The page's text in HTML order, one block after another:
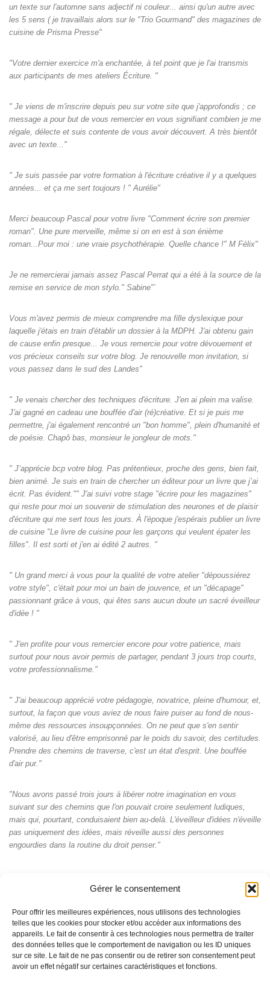
Gérer le consentement
Pour offrir les meilleures expériences, nous utilisons des technologies
telles que les cookies pour stocker et/ou accéder aux informations des
appareils. Le fait de consentir à ces technologies nous permettra de traiter
des données telles que le comportement de navigation ou les ID uniques
sur ce site. Le fait de ne pas consentir ou de retirer son consentement peut
avoir un effet négatif sur certaines caractéristiques et fonctions.
un texte sur l'automne sans adjectif ni couleur... ainsi qu'un autre avec
les 5 sens ( je travaillais alors sur le "Trio Gourmand" des magazines de
cuisine de Prisma Presse"
"Votre dernier exercice m'a enchantée, à tel point que je l'ai transmis
aux participants de mes ateliers Écriture. "
" Je viens de m'inscrire depuis peu sur votre site que j'approfondis ; ce
message a pour but de vous remercier en vous signifiant combien je me
régale, délecte et suis contente de vous avoir découvert. A très bientôt
avec un texte..."
" Je suis passée par votre formation à l'écriture créative il y a quelques
années... et ça me sert toujours ! " Aurélie"
Merci beaucoup Pascal pour votre livre "Comment écrire son premier
roman". Une pure merveille, même si on en est à son énième
roman...Pour moi : une vraie psychothérapie. Quelle chance !" M Félix"
Je ne remercierai jamais assez Pascal Perrat qui a été à la source de la
remise en service de mon stylo." Sabine"`
Vous m'avez permis de mieux comprendre ma fille dyslexique pour
laquelle j'étais en train d'établir un dossier à la MDPH. J'ai obtenu gain
de cause enfin presque... Je vous remercie pour votre dévouement et
vos précieux conseils sur votre blog. Je renouvelle mon invitation, si
vous passez dans le sud des Landes"
" Je venais chercher des techniques d'écriture. J'en ai plein ma valise.
J'ai gagné en cadeau une bouffée d'air (ré)créative. Et si je puis me
permettre, j'ai également rencontré un "bon homme", plein d'humanité et
de poésie. Chapô bas, monsieur le jongleur de mots."
" J’apprécie bcp votre blog. Pas prétentieux, proche des gens, bien fait,
bien animé. Je suis en train de chercher un éditeur pour un livre que j’ai
écrit. Pas évident."" J'ai suivi votre stage "écrire pour les magazines"
qui reste pour moi un souvenir de stimulation des neurones et de plaisir
d'écriture qui me sert tous les jours. À l'époque j'espérais publier un livre
de cuisine "Le livre de cuisine pour les garçons qui veulent épater les
filles". Il est sorti et j'en ai édité 2 autres. "
" Un grand merci à vous pour la qualité de votre atelier "dépoussiérez
votre style", c'était pour moi un bain de jouvence, et un "décapage"
passionnant grâce à vous, qui êtes sans aucun doute un sacré éveilleur
d'idée ! "
" J'en profite pour vous remercier encore pour votre patience, mais
surtout pour nous avoir permis de partager, pendant 3 jours trop courts,
votre professionnalisme."
" J'ai beaucoup apprécié votre pédagogie, novatrice, pleine d'humour, et,
surtout, la façon que vous aviez de nous faire puiser au fond de nous-
même des ressources insoupçonnées. On ne peut que s'en sentir
valorisé, au lieu d'être emprisonné par le poids du savoir, des certitudes.
Prendre des chemins de traverse, c'est un état d'esprit. Une bouffée
d'air pur."
"Nous avons passé trois jours à libérer notre imagination en vous
suivant sur des chemins que l'on pouvait croire seulement ludiques,
mais qui, pourtant, conduisaient bien au-delà. L'éveilleur d'idées n'éveille
pas uniquement des idées, mais réveille aussi des personnes
engourdies dans la routine du droit penser."